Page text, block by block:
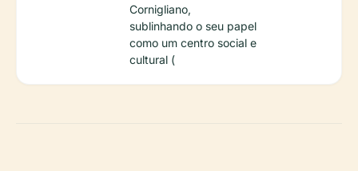
Cornigliano,
sublinhando o seu papel
como um centro social e
cultural (